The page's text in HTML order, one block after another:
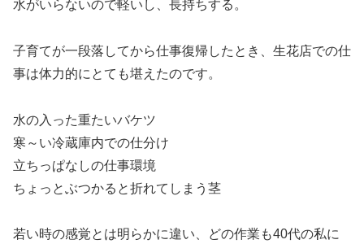
水がいらないので軽いし、長持ちする。
子育てが一段落してから仕事復帰したとき、生花店での仕
事は体力的にとても堪えたのです。
水の入った重たいバケツ
寒～い冷蔵庫内での仕分け
立ちっぱなしの仕事環境
ちょっとぶつかると折れてしまう茎
若い時の感覚とは明らかに違い、どの作業も40代の私に